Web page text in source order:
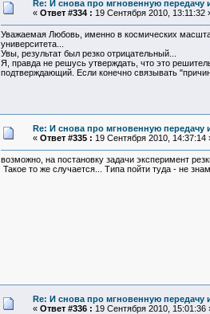
Re: И снова про мгновенную
« Ответ #334 : 19 Сентября 2010, 13:11:32
Уважаемая Любовь, именно в космических
университета...
Увы, результат был резко отрицательный...
Я, правда не решусь утверждать, что это
подтверждающий. Если конечно связывать
Re: И снова про мгновенную
« Ответ #335 : 19 Сентября 2010, 14:37:14
возможно, на постановку задачи эксперимент
Такое то же случается... Типа пойти туда - не
Re: И снова про мгновенную
« Ответ #336 : 19 Сентября 2010, 15:01:36